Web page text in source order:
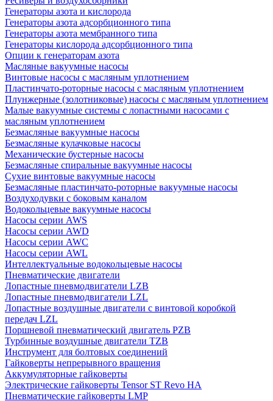
Генераторы азота и кислорода
Генераторы азота адсорбционного типа
Генераторы азота мембранного типа
Генераторы кислорода адсорбционного типа
Опции к генераторам азота
Масляные вакуумные насосы
Винтовые насосы с масляным уплотнением
Пластинчато-роторные насосы с масляным уплотнением
Плунжерные (золотниковые) насосы с масляным уплотнением
Малые вакуумные системы с лопастными насосами с
масляным уплотнением
Безмасляные вакуумные насосы
Безмасляные кулачковые насосы
Механические бустерные насосы
Безмасляные спиральные вакуумные насосы
Сухие винтовые вакуумные насосы
Безмасляные пластинчато-роторные вакуумные насосы
Воздуходувки с боковым каналом
Водокольцевые вакуумные насосы
Насосы серии AWS
Насосы серии AWD
Насосы серии AWC
Насосы серии AWL
Интеллектуальные водокольцевые насосы
Пневматические двигатели
Лопастные пневмодвигатели LZB
Лопастные пневмодвигатели LZL
Лопастные воздушные двигатели с винтовой коробкой
передач LZL
Поршневой пневматический двигатель PZB
Турбинные воздушные двигатели TZB
Инструмент для болтовых соединений
Гайковерты непрерывного вращения
Аккумуляторные гайковерты
Электрические гайковерты Tensor ST Revo HA
Пневматические гайковерты LMP